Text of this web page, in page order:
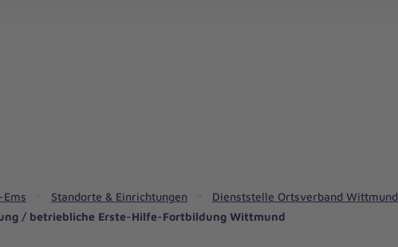
Standorte & Einrichtungen Dienststelle Ortsverband Wittmund
/ betriebliche Erste-Hilfe-Fortbildung Wittmund